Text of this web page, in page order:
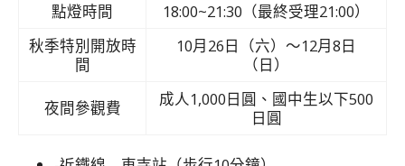
點燈時間
18:00~21:30（最終受理21:00）
秋季特別開放時
間
10月26日（六）〜12月8日
（日）
夜間參觀費
成人1,000日圓、國中生以下500
日圓